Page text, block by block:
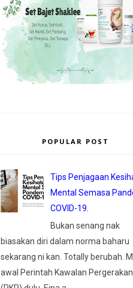
POPULAR POST
Tips Penjagaan
Mental Semasa
COVID-19.
Bukan senang nak
biasakan diri dalam norma baharu
sekarang ni kan. Totally berubah.
awal Perintah Kawalan Pergerakan